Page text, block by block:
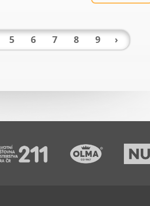
5 6 7 8 9 ›